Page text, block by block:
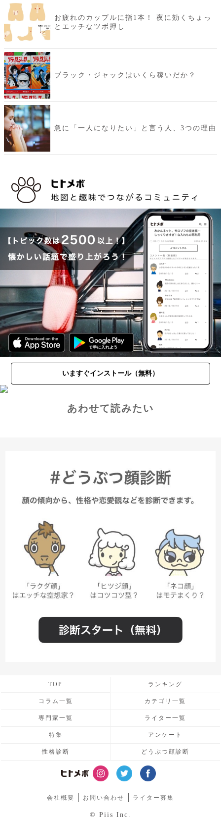
お疲れのカップルに指1本！ 夜に効くちょっ
とエッチなツボ押し
ブラック・ジャックはいくら稼いだか？
急に「一人になりたい」と言う人、3つの理由
いますぐインストール（無料）
あわせて読みたい
TOP ランキング
コラム一覧 カテゴリ一覧
専門家一覧 ライター一覧
特集 アンケート
性格診断 どうぶつ顔診断
会社概要 お問い合わせ ライター募集
© Piis Inc.